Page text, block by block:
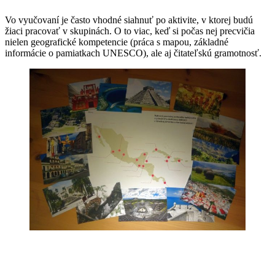
Vo vyučovaní je často vhodné siahnuť po aktivite, v ktorej budú
žiaci pracovať v skupinách. O to viac, keď si počas nej precvičia
nielen geografické kompetencie (práca s mapou, základné
informácie o pamiatkach UNESCO), ale aj čitateľskú gramotnosť.